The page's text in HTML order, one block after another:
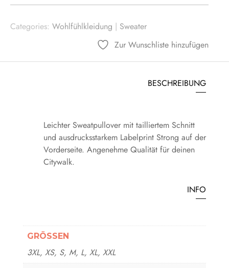
Categories: Wohlfühlkleidung | Sweater
Zur Wunschliste hinzufügen
BESCHREIBUNG
Leichter Sweatpullover mit tailliertem Schnitt
und ausdrucksstarkem Labelprint Strong auf der
Vorderseite. Angenehme Qualität für deinen
Citywalk.
INFO
GRÖSSEN
3XL, XS, S, M, L, XL, XXL